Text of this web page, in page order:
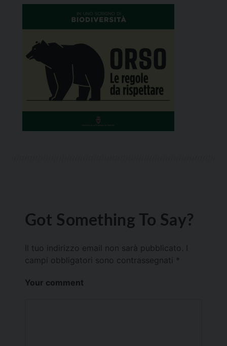
Got Something To Say?
Il tuo indirizzo email non sarà pubblicato.
campi obbligatori sono contrassegnati *
Your comment